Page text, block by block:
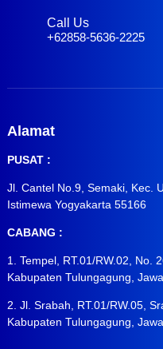
Call Us
+62858-5636-2225
Alamat
PUSAT :
Jl. Cantel No.9, Semaki, Kec.
Istimewa Yogyakarta 55166
CABANG :
1. Tempel, RT.01/RW.02, No.
Kabupaten Tulungagung,
2. Jl. Srabah, RT.01/RW.05,
Kabupaten Tulungagung,